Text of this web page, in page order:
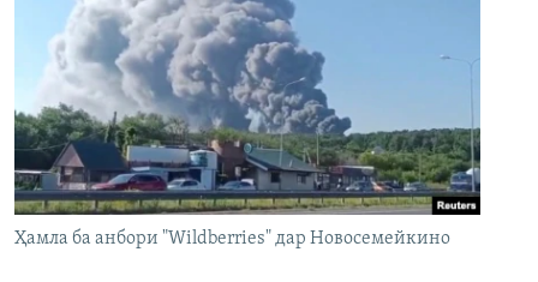
Ҳамла ба анбори "Wildberries" дар Новосемейкино